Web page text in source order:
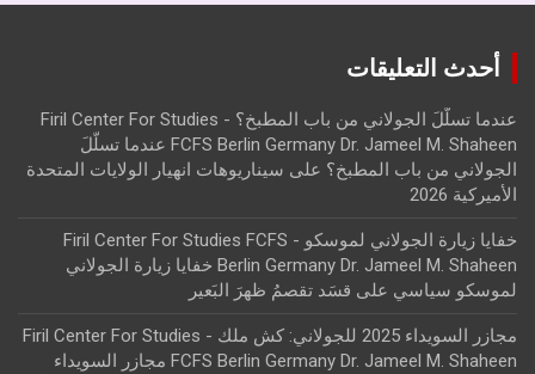
أحدث التعليقات
عندما تسلّلَ الجولاني من باب المطبخ؟ - Firil Center For Studies
FCFS Berlin Germany Dr. Jameel M. Shaheen عندما تسلّلَ
الجولاني من باب المطبخ؟ على سيناريوهات انهيار الولايات المتحدة
الأميركية 2026
خفايا زيارة الجولاني لموسكو - Firil Center For Studies FCFS
Berlin Germany Dr. Jameel M. Shaheen خفايا زيارة الجولاني
لموسكو سياسي على قسَد تقصمُ ظهرَ البَعير
مجازر السويداء 2025 للجولاني: كش ملك - Firil Center For Studies
FCFS Berlin Germany Dr. Jameel M. Shaheen مجازر السويداء